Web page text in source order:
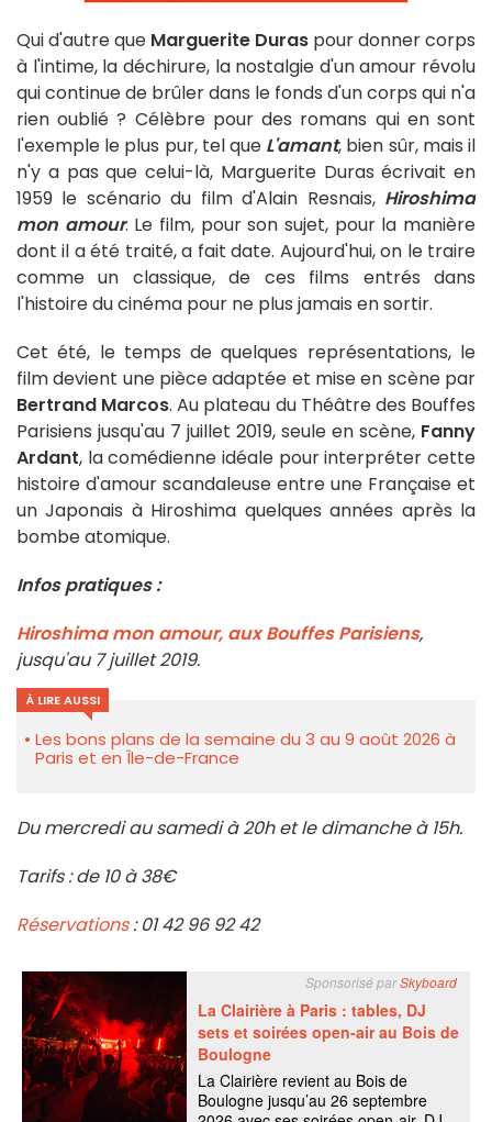
Qui d'autre que Marguerite Duras pour donner corps
à l'intime, la déchirure, la nostalgie d'un amour révolu
qui continue de brûler dans le fonds d'un corps qui n'a
rien oublié ? Célèbre pour des romans qui en sont
l'exemple le plus pur, tel que L'amant, bien sûr, mais il
n'y a pas que celui-là, Marguerite Duras écrivait en
1959 le scénario du film d'Alain Resnais, Hiroshima
mon amour. Le film, pour son sujet, pour la manière
dont il a été traité, a fait date. Aujourd'hui, on le traire
comme un classique, de ces films entrés dans
l'histoire du cinéma pour ne plus jamais en sortir.
Cet été, le temps de quelques représentations, le
film devient une pièce adaptée et mise en scène par
Bertrand Marcos. Au plateau du Théâtre des Bouffes
Parisiens jusqu'au 7 juillet 2019, seule en scène, Fanny
Ardant, la comédienne idéale pour interpréter cette
histoire d'amour scandaleuse entre une Française et
un Japonais à Hiroshima quelques années après la
bombe atomique.
Infos pratiques :
Hiroshima mon amour, aux Bouffes Parisiens,
jusqu'au 7 juillet 2019.
À LIRE AUSSI
Les bons plans de la semaine du 3 au 9 août 2026 à
Paris et en Île-de-France
Du mercredi au samedi à 20h et le dimanche à 15h.
Tarifs : de 10 à 38€
Réservations: 01 42 96 92 42